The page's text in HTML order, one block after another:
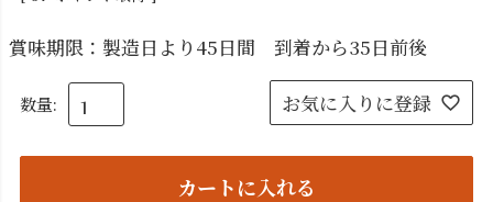
賞味期限：製造日より45日間 到着から35日前後
お気に入りに登録
カートに入れる